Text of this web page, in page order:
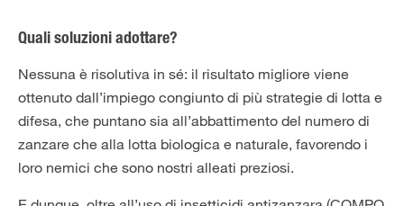
Quali soluzioni adottare?
Nessuna è risolutiva in sé: il risultato migliore viene
ottenuto dall’impiego congiunto di più strategie di lotta e
difesa, che puntano sia all’abbattimento del numero di
zanzare che alla lotta biologica e naturale, favorendo i
loro nemici che sono nostri alleati preziosi.